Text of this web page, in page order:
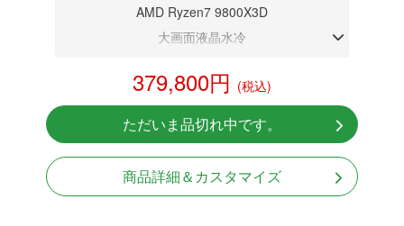
AMD Ryzen7 9800X3D
大画面液晶水冷
RTX 5070Ti 16GB
NVMeSSD 1TB
Windows11 Home 64bit
379,800円 (税込)
ただいま品切れ中です。
商品詳細＆カスタマイズ